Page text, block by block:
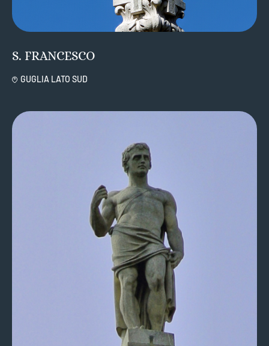
S. FRANCESCO
GUGLIA LATO SUD